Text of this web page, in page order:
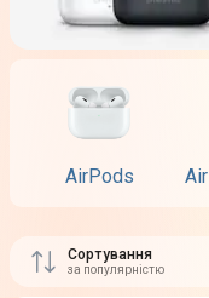
AirPods
Сортування
за популярністю